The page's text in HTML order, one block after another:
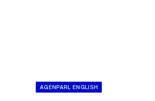
AGENPARL ENGLISH